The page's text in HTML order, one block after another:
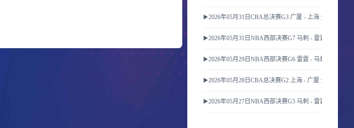
▶️2026年05月31日CBA总决赛G3 广厦 - 上海 全场录像
▶️2026年05月31日NBA西部决赛G7 马刺 - 雷霆 全场录像
▶️2026年05月29日NBA西部决赛G6 雷霆 - 马刺 全场录像
▶️2026年05月28日CBA总决赛G2 上海 - 广厦 全场录像
▶️2026年05月27日NBA西部决赛G5 马刺 - 雷霆 全场录像